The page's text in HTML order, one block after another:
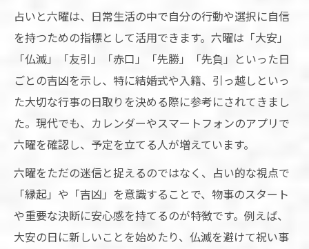
占いと六曜は、日常生活の中で自分の行動や選択に自信
を持つための指標として活用できます。六曜は「大安」
「仏滅」「友引」「赤口」「先勝」「先負」といった日
ごとの吉凶を示し、特に結婚式や入籍、引っ越しといっ
た大切な行事の日取りを決める際に参考にされてきまし
た。現代でも、カレンダーやスマートフォンのアプリで
六曜を確認し、予定を立てる人が増えています。
六曜をただの迷信と捉えるのではなく、占い的な視点で
「縁起」や「吉凶」を意識することで、物事のスタート
や重要な決断に安心感を持てるのが特徴です。例えば、
大安の日に新しいことを始めたり、仏滅を避けて祝い事